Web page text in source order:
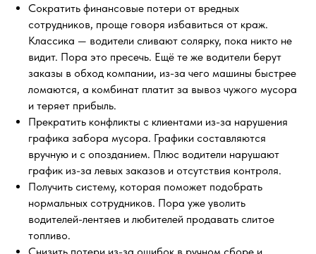
Сократить финансовые потери от вредных
сотрудников, проще говоря избавиться от краж.
Классика — водители сливают солярку, пока никто не
видит. Пора это пресечь. Ещё те же водители берут
заказы в обход компании, из-за чего машины быстрее
ломаются, а комбинат платит за вывоз чужого мусора
и теряет прибыль.
Прекратить конфликты с клиентами из-за нарушения
графика забора мусора. Графики составляются
вручную и с опозданием. Плюс водители нарушают
график из-за левых заказов и отсутствия контроля.
Получить систему, которая поможет подобрать
нормальных сотрудников. Пора уже уволить
водителей-лентяев и любителей продавать слитое
топливо.